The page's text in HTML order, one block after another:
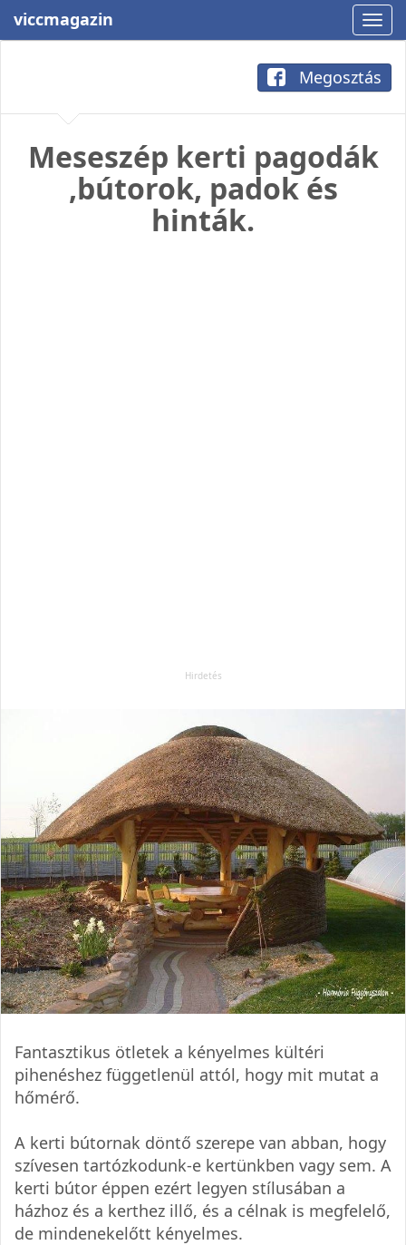
viccmagazin
Megosztás
Meseszép kerti pagodák
,bútorok, padok és
hinták.
Fantasztikus ötletek a kényelmes kültéri
pihenéshez függetlenül attól, hogy mit mutat a
hőmérő.
A kerti bútornak döntő szerepe van abban, hogy
szívesen tartózkodunk-e kertünkben vagy sem. A
kerti bútor éppen ezért legyen stílusában a
házhoz és a kerthez illő, és a célnak is megfelelő,
de mindenekelőtt kényelmes.